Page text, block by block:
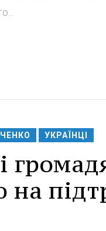
УКРАЇНЦІ
на